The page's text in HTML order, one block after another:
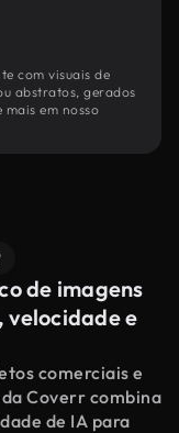
com visuais de
abstratos, gerados
em nosso
de imagens
e
comerciais e
Coverr combina
de IA para